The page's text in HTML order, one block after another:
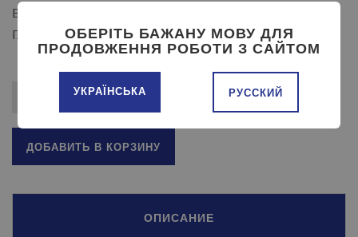
Высота: 830 мм.
Глубина: 1200 мм.
ДОБАВИТЬ В КОРЗИНУ
ОПИСАНИЕ
ОБЕРІТЬ БАЖАНУ МОВУ ДЛЯ
ПРОДОВЖЕННЯ РОБОТИ З САЙТОМ
УКРАЇНСЬКА РУССКИЙ